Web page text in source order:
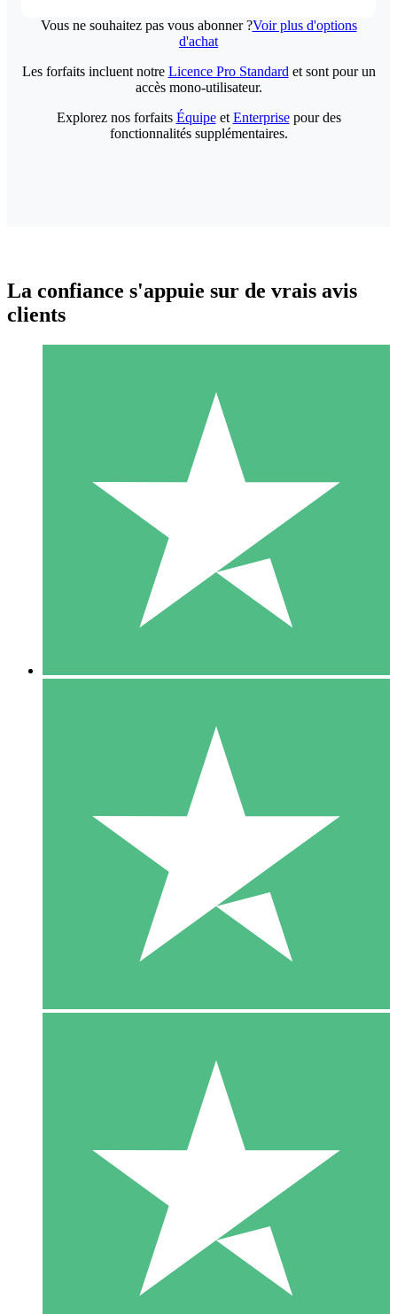
Vous ne souhaitez pas vous abonner ?Voir plus d'options
d'achat
Packs de Crédits Individuels
Payez à l'utilisation avec des crédits de téléchargement. Sans
1 Téléchargement
10 00
10 Téléchargements
20 00
Les forfaits incluent notre Licence Pro Standard et sont pour un
accès mono-utilisateur.
Explorez nos forfaits Équipeet Enterprisepour des
fonctionnalités supplémentaires.
La confiance s'appuie sur de vrais avis
clients